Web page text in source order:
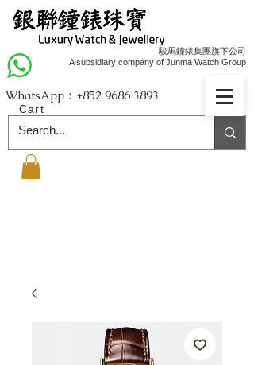
駿馬鐘錶集團旗下公司
A subsidiary company of Junma Watch Group
Cart
WhatsApp：+852 9686 3893